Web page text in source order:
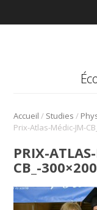
Accueil / Studies /
PRIX-
CB_-